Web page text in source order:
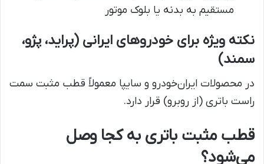
مستقیم به بدنه یا بلوک موتور
نکته ویژه برای خودروهای ایرانی (پراید، پژو،
سمند)
در محصولات ایران‌خودرو و سایپا معمولاً قطب مثبت سمت
راست باتری (از روبرو) قرار دارد.
قطب مثبت باتری به کجا وصل
می‌شود؟